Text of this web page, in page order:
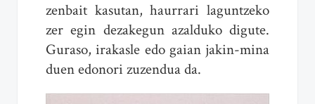
zenbait kasutan, haurrari laguntzeko
zer egin dezakegun azalduko digute.
Guraso, irakasle edo gaian jakin-mina
duen edonori zuzendua da.